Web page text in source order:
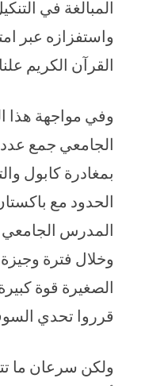
المبالغة في
واستفزازه عبر
القرآن الكريم
وفي مواجهة هذا
الجامعي جمع
بمغادرة كابول
الحدود مع
المدرس الجامعي
وخلال فترة
الصغيرة قوة
قرروا تحدي
ولكن سرعان ما